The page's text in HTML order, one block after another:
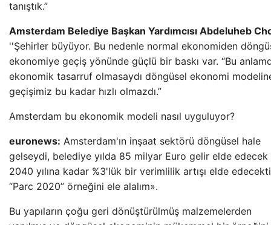
tanıştık.”
Amsterdam Belediye Başkan Yardımcısı Abdeluheb
''Şehirler büyüyor. Bu nedenle normal ekonomiden
ekonomiye geçiş yönünde güçlü bir baskı var. “Bu
ekonomik tasarruf olmasaydı döngüsel ekonomi
geçişimiz bu kadar hızlı olmazdı.”
Amsterdam bu ekonomik modeli nasıl uyguluyor?
euronews: Amsterdam'ın inşaat sektörü döngüsel hale
gelseydi, belediye yılda 85 milyar Euro gelir elde edecek
2040 yılına kadar %3'lük bir verimlilik artışı elde
“Parc 2020” örneğini ele alalım».
Bu yapıların çoğu geri dönüştürülmüş malzemelerden